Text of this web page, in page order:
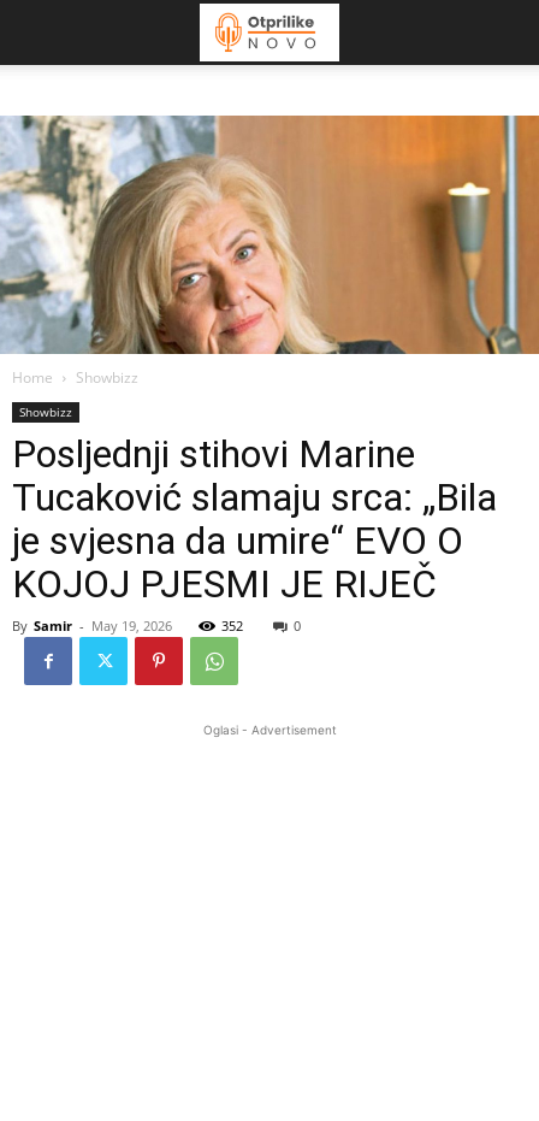
Home Showbizz
Showbizz
Posljednji stihovi Marine
Tucaković slamaju srca: „Bila
je svjesna da umire“ EVO O
KOJOJ PJESMI JE RIJEČ
By Samir - May 19, 2026 352 0
Oglasi - Advertisement